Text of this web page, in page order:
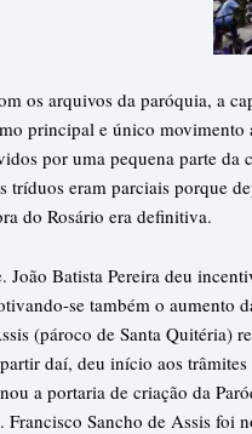
os arquivos da paróquia, a
principal e único movimento
por uma pequena parte da
tríduos eram parciais porque
do Rosário era definitiva.
João Batista Pereira deu
se também o aumento
(pároco de Santa Quitéria)
daí, deu início aos
a portaria de criação da
Francisco Sancho de Assis foi